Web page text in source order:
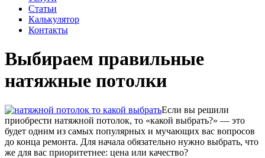
Статьи
Калькулятор
Контакты
Выбираем правильные
натяжные потолки
Если вы решили
приобрести натяжной потолок, то «какой выбрать?» — это
будет одним из самых популярных и мучающих вас вопросов
до конца ремонта. Для начала обязательно нужно выбрать, что
же для вас приоритетнее: цена или качество?